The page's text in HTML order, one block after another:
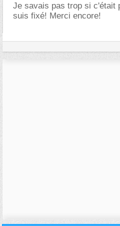
Je savais pas trop si c'était
suis fixé! Merci encore!